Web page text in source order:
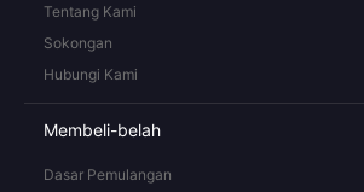
Tentang Kami
Sokongan
Hubungi Kami
Membeli-belah
Dasar Pemulangan